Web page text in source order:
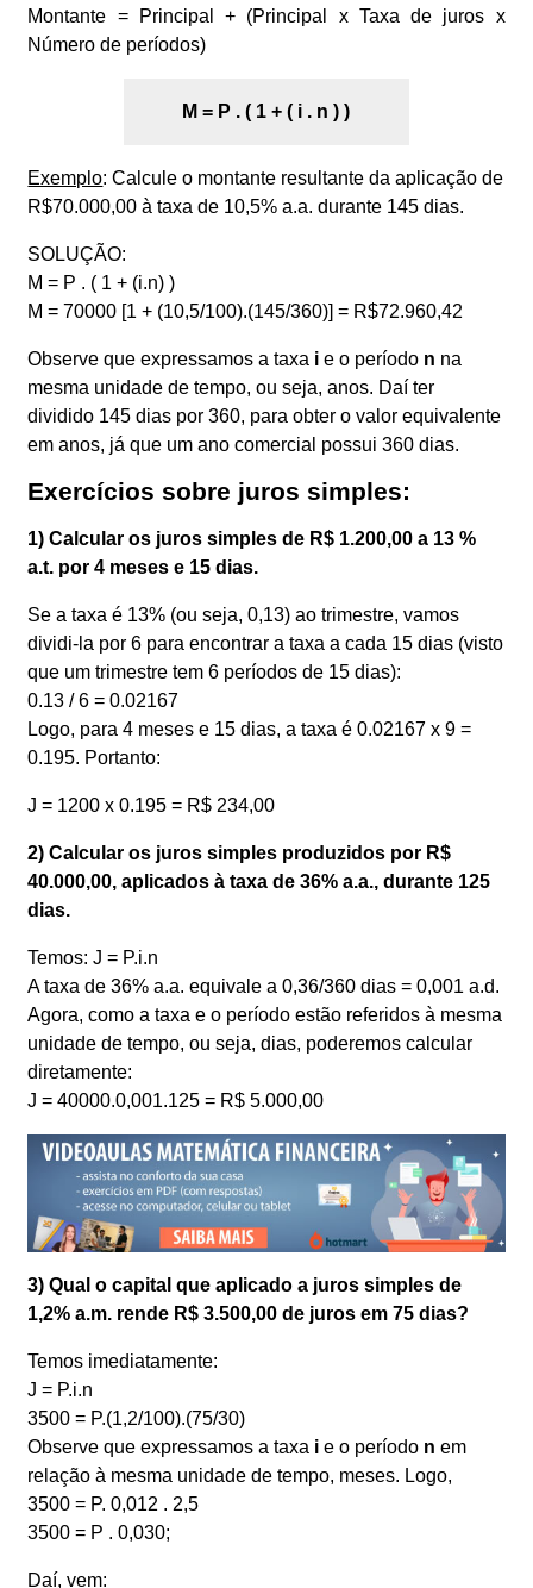
Montante = Principal + (Principal x Taxa de juros x
Número de períodos)
M = P . ( 1 + ( i . n ) )
Exemplo: Calcule o montante resultante da aplicação de
R$70.000,00 à taxa de 10,5% a.a. durante 145 dias.
SOLUÇÃO:
M = P . ( 1 + (i.n) )
M = 70000 [1 + (10,5/100).(145/360)] = R$72.960,42
Observe que expressamos a taxa i e o período n na
mesma unidade de tempo, ou seja, anos. Daí ter
dividido 145 dias por 360, para obter o valor equivalente
em anos, já que um ano comercial possui 360 dias.
Exercícios sobre juros simples:
1) Calcular os juros simples de R$ 1.200,00 a 13 %
a.t. por 4 meses e 15 dias.
Se a taxa é 13% (ou seja, 0,13) ao trimestre, vamos
dividi-la por 6 para encontrar a taxa a cada 15 dias (visto
que um trimestre tem 6 períodos de 15 dias):
0.13 / 6 = 0.02167
Logo, para 4 meses e 15 dias, a taxa é 0.02167 x 9 =
0.195. Portanto:
J = 1200 x 0.195 = R$ 234,00
2) Calcular os juros simples produzidos por R$
40.000,00, aplicados à taxa de 36% a.a., durante 125
dias.
Temos: J = P.i.n
A taxa de 36% a.a. equivale a 0,36/360 dias = 0,001 a.d.
Agora, como a taxa e o período estão referidos à mesma
unidade de tempo, ou seja, dias, poderemos calcular
diretamente:
J = 40000.0,001.125 = R$ 5.000,00
3) Qual o capital que aplicado a juros simples de
1,2% a.m. rende R$ 3.500,00 de juros em 75 dias?
Temos imediatamente:
J = P.i.n
3500 = P.(1,2/100).(75/30)
Observe que expressamos a taxa i e o período n em
relação à mesma unidade de tempo, meses. Logo,
3500 = P. 0,012 . 2,5
3500 = P . 0,030;
Daí, vem: